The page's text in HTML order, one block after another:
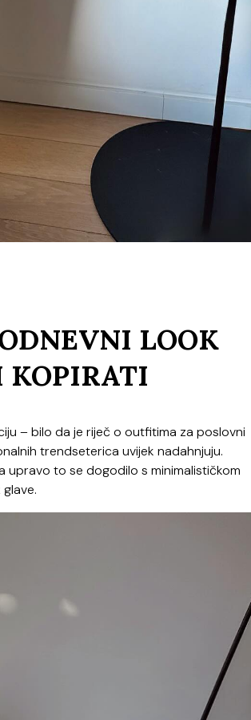
LOOK
KOPIRATI
– bilo da je riječ o outfitima za poslovni
trendseterica uvijek nadahnjuju.
upravo to se dogodilo s minimalističkom